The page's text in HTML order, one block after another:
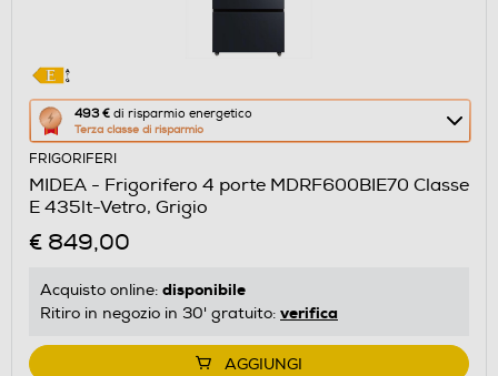
493 € di risparmio energetico
Terza classe di risparmio
Questa
azione
aprirà
il
Calcolatore
di
energetico
Youreko.
FRIGORIFERI
MIDEA - Frigorifero 4 porte MDRF600BIE70 Classe
E 435lt-Vetro, Grigio
€ 849,00
Acquisto online: disponibile
Ritiro in negozio in 30' gratuito: verifica
AGGIUNGI